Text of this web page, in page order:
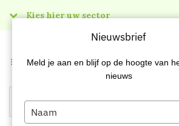
Kies hier uw sector
Menu
Nieuwsbrief
Meld je aan en blijf op de hoogte van
nieuws
Type
your